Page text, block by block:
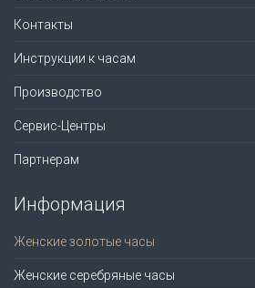
Контакты
Инструкции к часам
Производство
Сервис-Центры
Партнерам
Информация
Женские золотые часы
Женские серебряные часы